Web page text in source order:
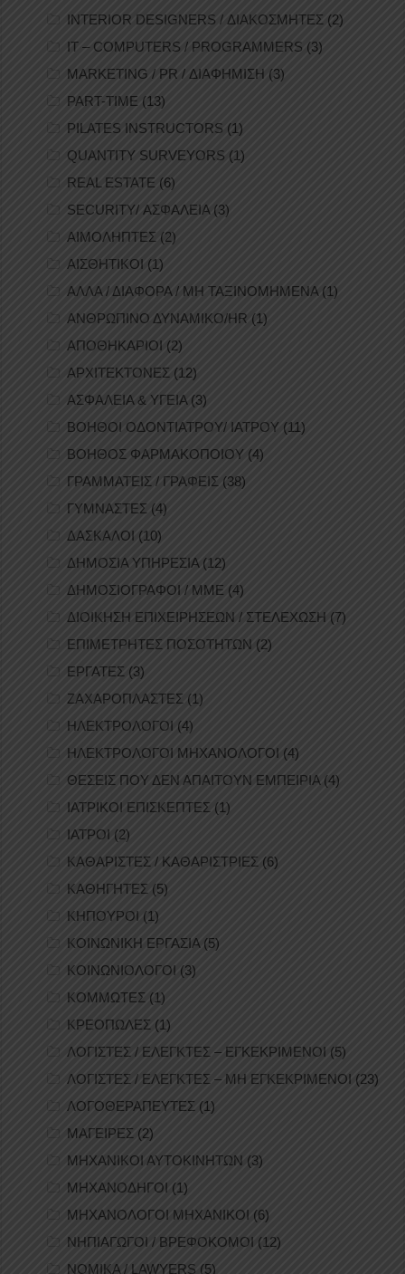
INTERIOR DESIGNERS / ΔΙΑΚΟΣΜΗΤΕΣ (2)
IT – COMPUTERS / PROGRAMMERS (3)
MARKETING / PR / ΔΙΑΦΗΜΙΣΗ (3)
PART-TIME (13)
PILATES INSTRUCTORS (1)
QUANTITY SURVEYORS (1)
REAL ESTATE (6)
SECURITY/ ΑΣΦΑΛΕΙΑ (3)
ΑΙΜΟΛΗΠΤΕΣ (2)
ΑΙΣΘΗΤΙΚΟΙ (1)
ΑΛΛΑ / ΔΙΑΦΟΡΑ / ΜΗ ΤΑΞΙΝΟΜΗΜΕΝΑ (1)
ΑΝΘΡΩΠΙΝΟ ΔΥΝΑΜΙΚΟ/HR (1)
ΑΠΟΘΗΚΑΡΙΟΙ (2)
ΑΡΧΙΤΕΚΤΟΝΕΣ (12)
ΑΣΦΑΛΕΙΑ & ΥΓΕΙΑ(3)
ΒΟΗΘΟΙ ΟΔΟΝΤΙΑΤΡΟΥ/ ΙΑΤΡΟΥ (11)
ΒΟΗΘΟΣ ΦΑΡΜΑΚΟΠΟΙΟΥ (4)
ΓΡΑΜΜΑΤΕΙΣ / ΓΡΑΦΕΙΣ (38)
ΓΥΜΝΑΣΤΕΣ (4)
ΔΑΣΚΑΛΟΙ (10)
ΔΗΜΟΣΙΑ ΥΠΗΡΕΣΙΑ(12)
ΔΗΜΟΣΙΟΓΡΑΦΟΙ / ΜΜΕ (4)
ΔΙΟΙΚΗΣΗ ΕΠΙΧΕΙΡΗΣΕΩΝ / ΣΤΕΛΕΧΩΣΗ (7)
ΕΠΙΜΕΤΡΗΤΕΣ ΠΟΣΟΤΗΤΩΝ (2)
ΕΡΓΑΤΕΣ (3)
ΖΑΧΑΡΟΠΛΑΣΤΕΣ (1)
ΗΛΕΚΤΡΟΛΟΓΟΙ (4)
ΗΛΕΚΤΡΟΛΟΓΟΙ ΜΗΧΑΝΟΛΟΓΟΙ (4)
ΘΕΣΕΙΣ ΠΟΥ ΔΕΝ ΑΠΑΙΤΟΥΝ ΕΜΠΕΙΡΙΑ (4)
ΙΑΤΡΙΚΟΙ ΕΠΙΣΚΕΠΤΕΣ (1)
ΙΑΤΡΟΙ (2)
ΚΑΘΑΡΙΣΤΕΣ / ΚΑΘΑΡΙΣΤΡΙΕΣ (6)
ΚΑΘΗΓΗΤΕΣ (5)
ΚΗΠΟΥΡΟΙ (1)
ΚΟΙΝΩΝΙΚΗ ΕΡΓΑΣΙΑ(5)
ΚΟΙΝΩΝΙΟΛΟΓΟΙ (3)
ΚΟΜΜΩΤΕΣ (1)
ΚΡΕΟΠΩΛΕΣ (1)
ΛΟΓΙΣΤΕΣ / ΕΛΕΓΚΤΕΣ – ΕΓΚΕΚΡΙΜΕΝΟΙ (5)
ΛΟΓΙΣΤΕΣ / ΕΛΕΓΚΤΕΣ – ΜΗ ΕΓΚΕΚΡΙΜΕΝΟΙ (23)
ΛΟΓΟΘΕΡΑΠΕΥΤΕΣ (1)
ΜΑΓΕΙΡΕΣ (2)
ΜΗΧΑΝΙΚΟΙ ΑΥΤΟΚΙΝΗΤΩΝ (3)
ΜΗΧΑΝΟΔΗΓΟΙ (1)
ΜΗΧΑΝΟΛΟΓΟΙ ΜΗΧΑΝΙΚΟΙ (6)
ΝΗΠΙΑΓΩΓΟΙ / ΒΡΕΦΟΚΟΜΟΙ (12)
ΝΟΜΙΚΑ / LAWYERS (5)